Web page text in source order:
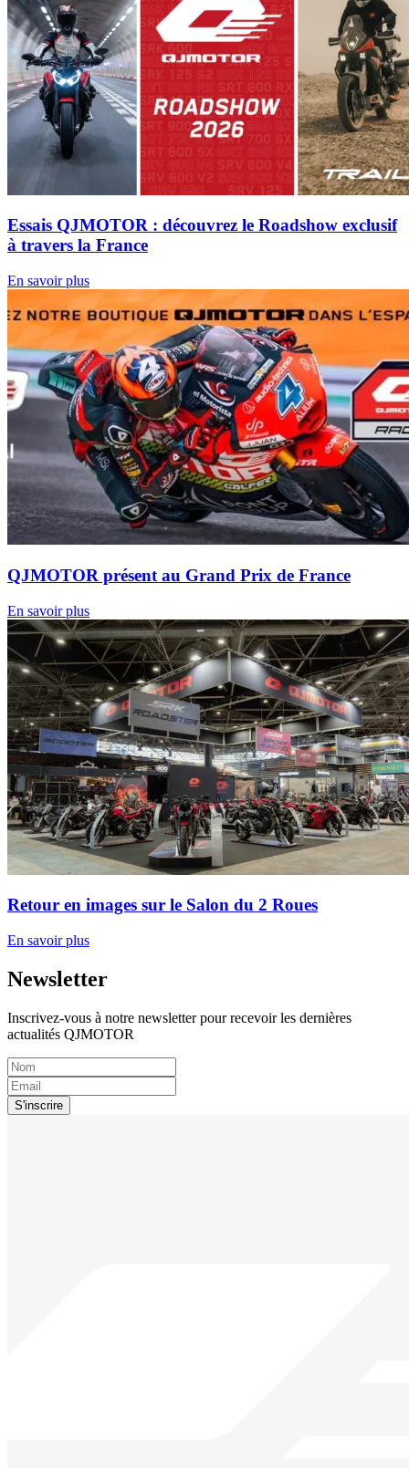
Essais QJMOTOR : découvrez le Roadshow exclusif
à travers la France
En savoir plus
QJMOTOR présent au Grand Prix de France
En savoir plus
Retour en images sur le Salon du 2 Roues
En savoir plus
Newsletter
Inscrivez-vous à notre newsletter pour recevoir les dernières
actualités QJMOTOR
S'inscrire